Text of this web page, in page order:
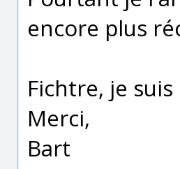
encore plus
Fichtre, je
Merci,
Bart